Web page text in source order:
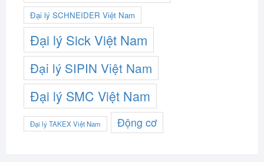
Đại lý SCHNEIDER Việt Nam
Đại lý Sick Việt Nam
Đại lý SIPIN Việt Nam
Đại lý SMC Việt Nam
Đại lý TAKEX Việt Nam Động cơ